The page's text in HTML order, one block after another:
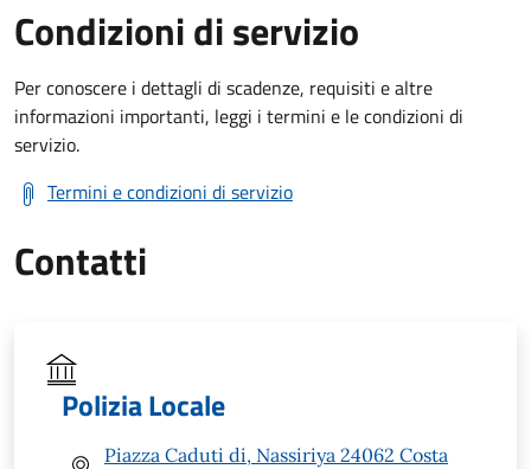
Condizioni di servizio
Per conoscere i dettagli di scadenze, requisiti e altre
informazioni importanti, leggi i termini e le condizioni di
servizio.
Termini e condizioni di servizio
Contatti
Polizia Locale
Piazza Caduti di, Nassiriya 24062 Costa